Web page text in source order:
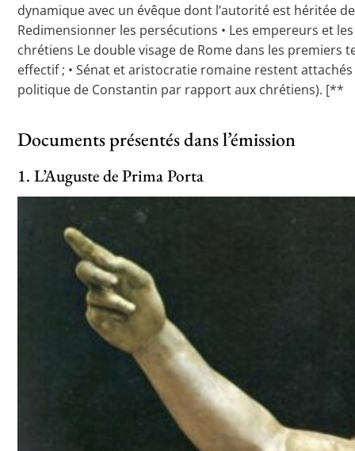
dynamique avec un évêque dont l’autorité est héritée
Redimensionner les persécutions • Les empereurs et
chrétiens Le double visage de Rome dans les premiers
effectif ; • Sénat et aristocratie romaine restent
politique de Constantin par rapport aux chrétiens). [**
Documents présentés dans l’émission
1. L’Auguste de Prima Porta